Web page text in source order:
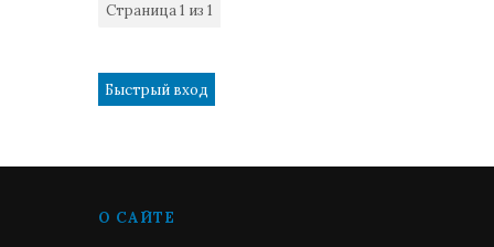
Страница1 из 1
О САЙТЕ